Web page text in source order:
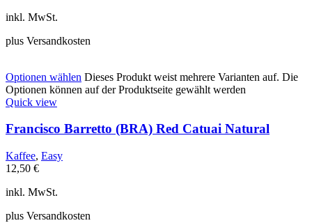
inkl. MwSt.
plus Versandkosten
Optionen wählen Dieses Produkt weist mehrere Varianten auf. Die
Optionen können auf der Produktseite gewählt werden
Quick view
Francisco Barretto (BRA) Red Catuai Natural
Kaffee, Easy
12,50 €
inkl. MwSt.
plus Versandkosten